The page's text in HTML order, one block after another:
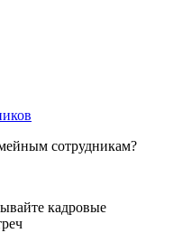
сотрудникам?
кадровые